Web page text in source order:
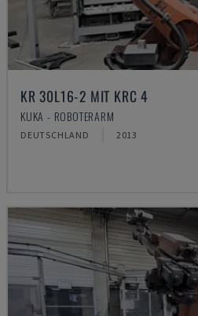
KR 30L16-2 MIT KRC 4
KUKA - ROBOTERARM
DEUTSCHLAND 2013